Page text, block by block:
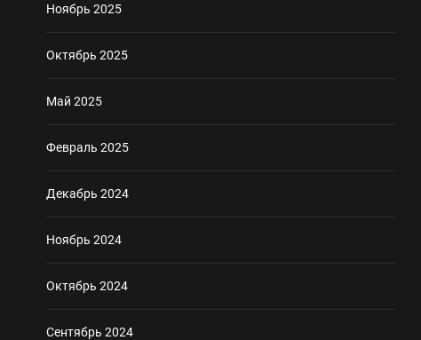
Ноябрь 2025
Октябрь 2025
Май 2025
Февраль 2025
Декабрь 2024
Ноябрь 2024
Октябрь 2024
Сентябрь 2024